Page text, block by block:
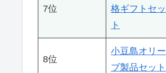
7位
格ギフトセッ
ト
8位
小豆島オリー
ブ製品セット